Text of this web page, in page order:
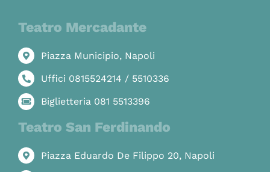
Teatro Mercadante
Piazza Municipio, Napoli
Uffici 0815524214 / 5510336
Biglietteria 081 5513396
Teatro San Ferdinando
Piazza Eduardo De Filippo 20, Napoli